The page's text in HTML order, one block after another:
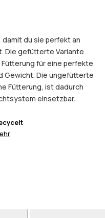
du sie perfekt an
Die gefütterte Variante
für eine perfekte
Gewicht. Die ungefütterte
Fütterung, ist dadurch
einsetzbar.